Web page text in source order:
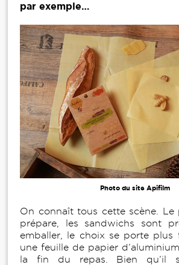
par exemple…
Photo du site Apifilm
On connaît tous cette scène. Le
prépare, les sandwichs sont
emballer, le choix se porte plus
une feuille de papier
la fin du repas. Bien qu’il